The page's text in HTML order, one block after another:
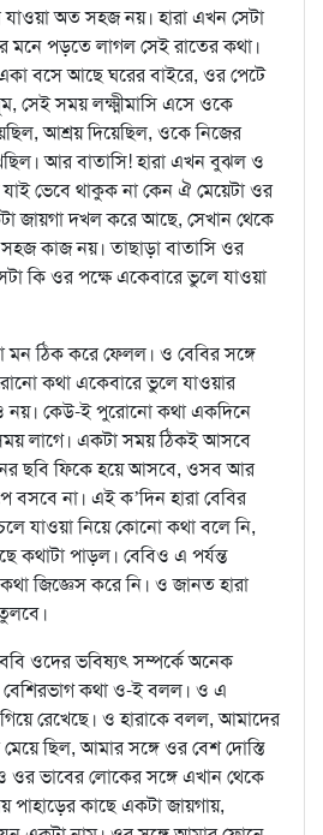
অত সহজ নয়। হারা এখন সেটা
পড়তে লাগল সেই রাতের কথা।
বসে আছে ঘরের বাইরে, ওর পেটে
সেই সময় লক্ষ্মীমাসি এসে ওকে
আশ্রয় দিয়েছিল, ওকে নিজের
আর বাতাসি! হারা এখন বুঝল ও
ভেবে থাকুক না কেন ঐ মেয়েটা ওর
জায়গা দখল করে আছে, সেখান থেকে
কাজ নয়। তাছাড়া বাতাসি ওর
কি ওর পক্ষে একেবারে ভুলে যাওয়া
মন ঠিক করে ফেলল। ও বেবির সঙ্গে
কথা একেবারে ভুলে যাওয়ার
নয়। কেউ-ই পুরোনো কথা একদিনে
লাগে। একটা সময় ঠিকই আসবে
ছবি ফিকে হয়ে আসবে, ওসব আর
বসবে না। এই ক’দিন হারা বেবির
যাওয়া নিয়ে কোনো কথা বলে নি,
কথাটা পাড়ল। বেবিও এ পর্যন্ত
জিজ্ঞেস করে নি। ও জানত হারা
ওদের ভবিষ্যৎ সম্পর্কে অনেক
বেশিরভাগ কথা ও-ই বলল। ও এ
রেখেছে। ও হারাকে বলল, আমাদের
ছিল, আমার সঙ্গে ওর বেশ দোস্তি
ভাবের লোকের সঙ্গে এখান থেকে
পাহাড়ের কাছে একটা জায়গায়,